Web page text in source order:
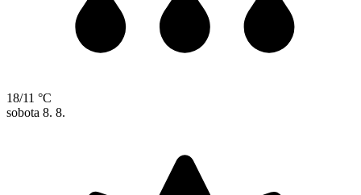
18/11 °C
sobota 8. 8.